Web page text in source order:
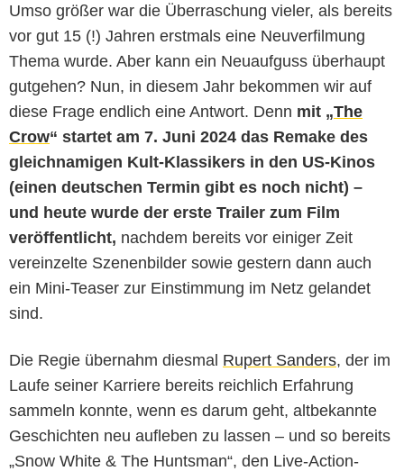
Umso größer war die Überraschung vieler, als bereits
vor gut 15 (!) Jahren erstmals eine Neuverfilmung
Thema wurde. Aber kann ein Neuaufguss überhaupt
gutgehen? Nun, in diesem Jahr bekommen wir auf
diese Frage endlich eine Antwort. Denn mit „The
Crow“ startet am 7. Juni 2024 das Remake des
gleichnamigen Kult-Klassikers in den US-Kinos
(einen deutschen Termin gibt es noch nicht) –
und heute wurde der erste Trailer zum Film
veröffentlicht, nachdem bereits vor einiger Zeit
vereinzelte Szenenbilder sowie gestern dann auch
ein Mini-Teaser zur Einstimmung im Netz gelandet
sind.
Die Regie übernahm diesmal Rupert Sanders, der im
Laufe seiner Karriere bereits reichlich Erfahrung
sammeln konnte, wenn es darum geht, altbekannte
Geschichten neu aufleben zu lassen – und so bereits
„Snow White & The Huntsman“, den Live-Action-